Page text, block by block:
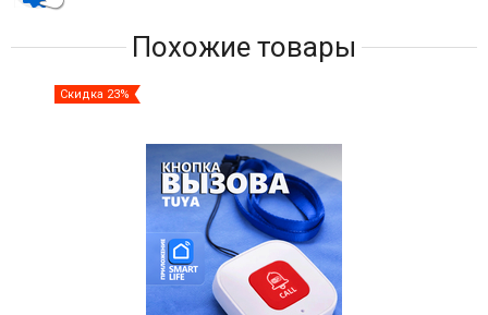
Похожие товары
Скидка 23%